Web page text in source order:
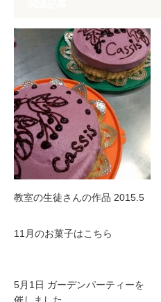
教室の生徒さんの作品 2015.5
11月のお菓子はこちら
5月1日 ガーデンパーティーを